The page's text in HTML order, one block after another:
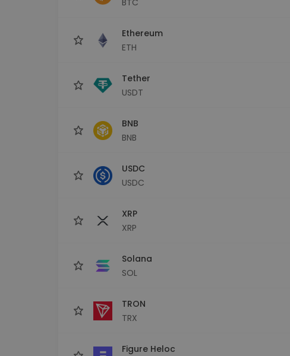
Ethereum
ETH
Tether
USDT
BNB
BNB
USDC
USDC
XRP
XRP
Solana
SOL
TRON
TRX
Figure Heloc